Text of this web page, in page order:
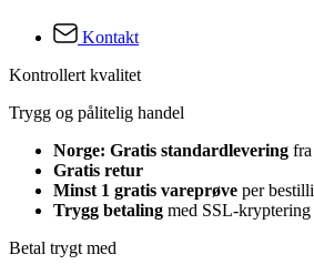
Kontakt
Kontrollert kvalitet
Trygg og pålitelig handel
Norge: Gratis standardlevering
Gratis retur
Minst 1 gratis vareprøve per
Trygg betaling med SSL-kryptering
Betal trygt med